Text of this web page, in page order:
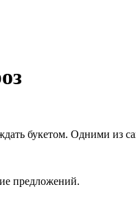
букетом. Одними из
предложений.